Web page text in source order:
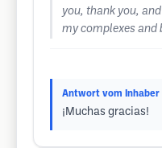
you, thank you,
my complexes and
Antwort vom Inhaber
¡Muchas gracias!